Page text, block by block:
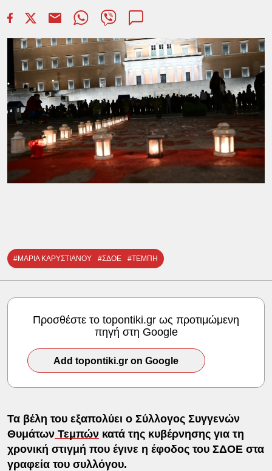
#ΜΑΡΙΑ ΚΑΡΥΣΤΙΑΝΟΥ #ΣΔΟΕ #ΤΕΜΠΗ
Προσθέστε το topontiki.gr ως προτιμώμενη
πηγή στη Google
Add topontiki.gr on Google
Τα βέλη του εξαπολύει ο Σύλλογος Συγγενών
ΘυμάτωνΤεμπώνκατά της κυβέρνησης για τη
χρονική στιγμή που έγινε η έφοδος του ΣΔΟΕ στα
γραφεία του συλλόγου.